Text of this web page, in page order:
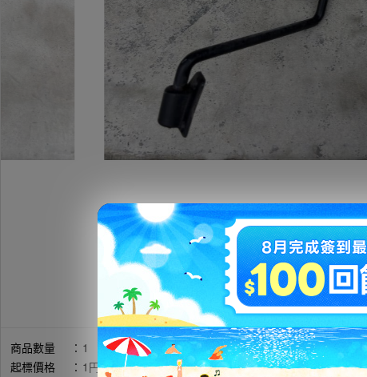
商品數量 ： 1
起標價格
： 1円